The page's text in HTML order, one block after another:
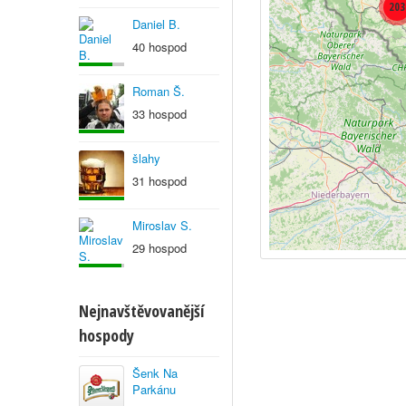
Daniel B.
40 hospod
Roman Š.
33 hospod
šlahy
31 hospod
Miroslav S.
29 hospod
Nejnavštěvovanější
hospody
Šenk Na
Parkánu
203